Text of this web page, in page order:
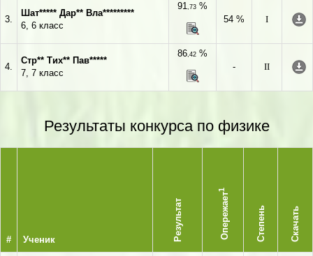
3.
Шат***** Дар** Вла*********
6, 6 класс
91,73 %
54 %
I
4.
Стр** Тих** Пав*****
7, 7 класс
86,42 %
-
II
Результаты конкурса по физике
# Ученик Результат Опережает
1
Степень Скачать